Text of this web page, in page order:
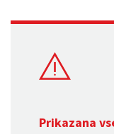
Prikazana